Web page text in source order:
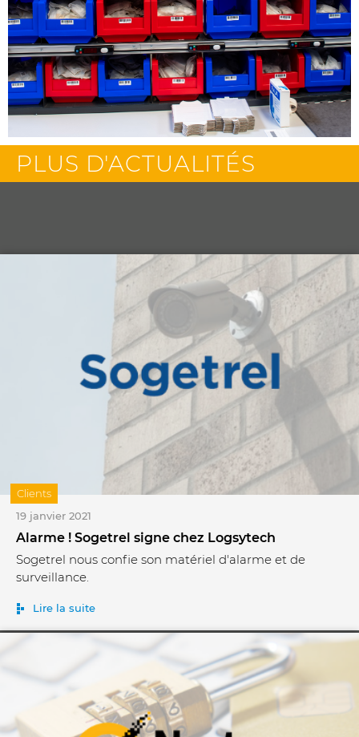
PLUS D'ACTUALITÉS
19 janvier 2021
Alarme ! Sogetrel signe chez Logsytech
Sogetrel nous confie son matériel d'alarme et de
surveillance.
Lire la suite
Clients